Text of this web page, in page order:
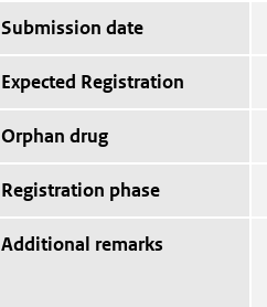
Submission date
Expected Registration
Orphan drug
Registration phase
Additional remarks